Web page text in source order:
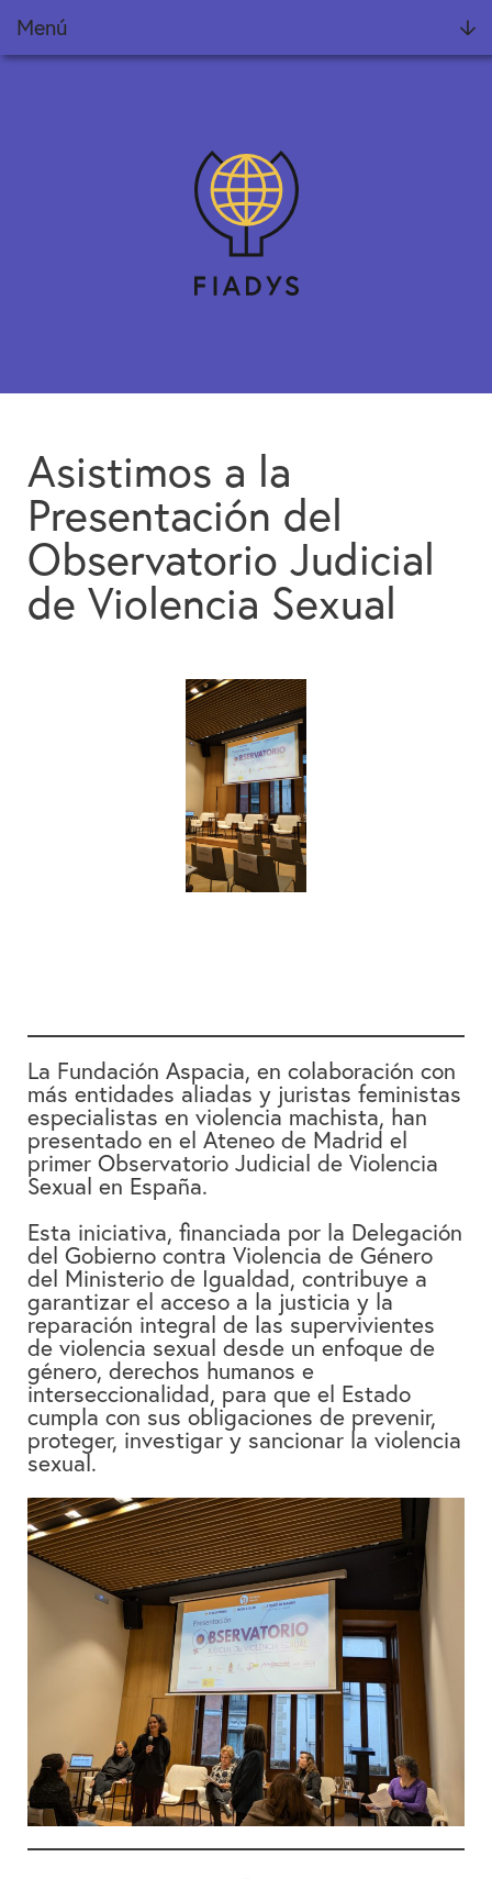
Menú
Colabora
Contacto
Buscador
English
Asistimos a la
Presentación del
Observatorio Judicial
de Violencia Sexual
La Fundación Aspacia, en colaboración con
más entidades aliadas y juristas feministas
especialistas en violencia machista, han
presentado en el Ateneo de Madrid el
primer Observatorio Judicial de Violencia
Sexual en España.
Esta iniciativa, financiada por la Delegación
del Gobierno contra Violencia de Género
del Ministerio de Igualdad, contribuye a
garantizar el acceso a la justicia y la
reparación integral de las supervivientes
de violencia sexual desde un enfoque de
género, derechos humanos e
interseccionalidad, para que el Estado
cumpla con sus obligaciones de prevenir,
proteger, investigar y sancionar la violencia
sexual.